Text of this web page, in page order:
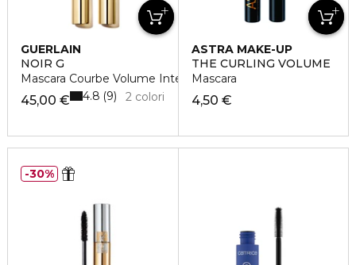
GUERLAIN
NOIR G
Mascara Courbe Volume Intense 24H
45,00 € 2 colori
4.8 9
ASTRA MAKE-UP
THE CURLING VOLUME
Mascara
4,50 €
30%